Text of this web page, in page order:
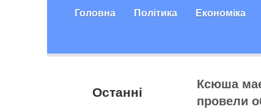
Головна Політика Економіка
Останні
Ксюша
провели